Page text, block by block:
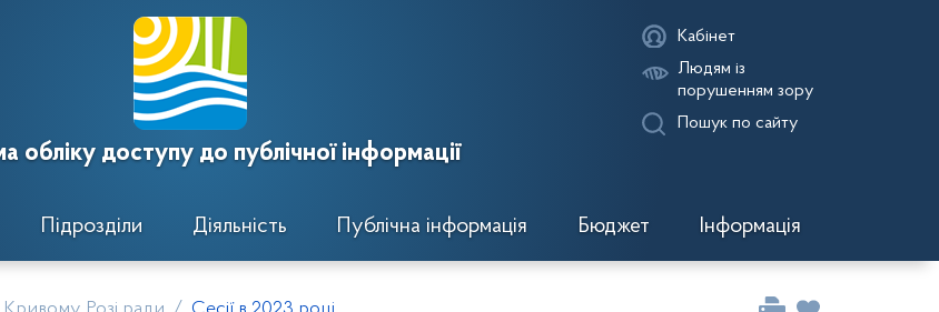
обліку доступу до публічної інформації
Кабінет
Людям із
порушенням зору
Пошук по сайту
Підрозділи Діяльність Публічна інформація Бюджет Інформація